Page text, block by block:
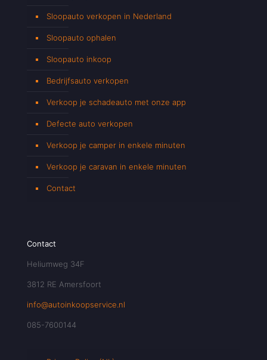
Sloopauto verkopen in Nederland
Sloopauto ophalen
Sloopauto inkoop
Bedrijfsauto verkopen
Verkoop je schadeauto met onze app
Defecte auto verkopen
Verkoop je camper in enkele minuten
Verkoop je caravan in enkele minuten
Contact
Contact
Heliumweg 34F
3812 RE Amersfoort
info@autoinkoopservice.nl
085-7600144